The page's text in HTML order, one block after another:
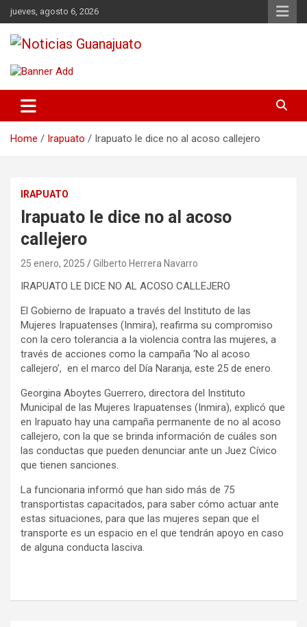
Skip
to
content
jueves, agosto 6, 2026
Noticias Guanajuato
Home Irapuato Irapuato le dice no al acoso callejero
IRAPUATO
Irapuato le dice no al acoso
callejero
25 enero, 2025 Gilberto Herrera Navarro
IRAPUATO LE DICE NO AL ACOSO CALLEJERO
El Gobierno de Irapuato a través del Instituto de las
Mujeres Irapuatenses (Inmira), reafirma su compromiso
con la cero tolerancia a la violencia contra las mujeres, a
través de acciones como la campaña ‘No al acoso
callejero’, en el marco del Día Naranja, este 25 de enero.
Georgina Aboytes Guerrero, directora del Instituto
Municipal de las Mujeres Irapuatenses (Inmira), explicó que
en Irapuato hay una campaña permanente de no al acoso
callejero, con la que se brinda información de cuáles son
las conductas que pueden denunciar ante un Juez Cívico
que tienen sanciones.
La funcionaria informó que han sido más de 75
transportistas capacitados, para saber cómo actuar ante
estas situaciones, para que las mujeres sepan que el
transporte es un espacio en el que tendrán apoyo en caso
de alguna conducta lasciva.